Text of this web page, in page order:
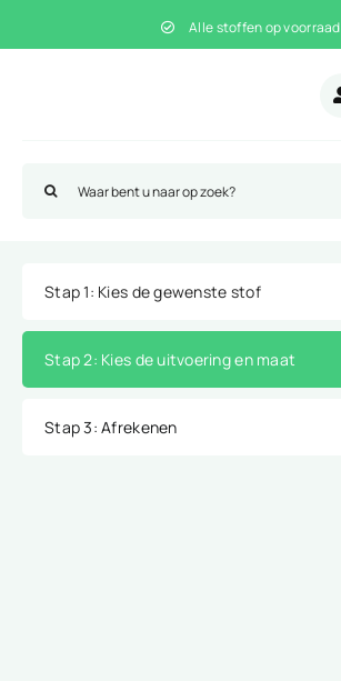
naar
Alle stoffen op voorraad
naar:
Stap 1: Kies de gewenste stof
Stap 2: Kies de uitvoering en maat
Stap 3: Afrekenen